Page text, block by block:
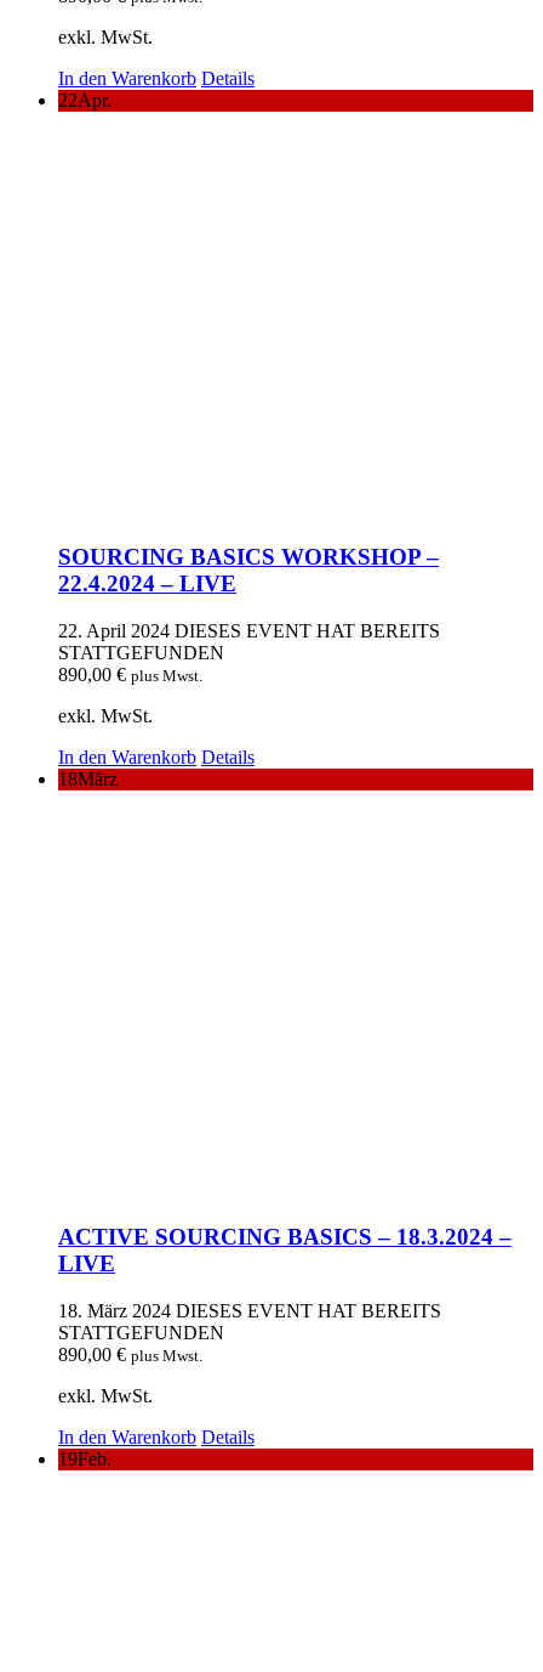
exkl. MwSt.
In den Warenkorb Details
22Apr.
SOURCING BASICS WORKSHOP –
22.4.2024 – LIVE
22. April 2024 DIESES EVENT HAT BEREITS
STATTGEFUNDEN
890,00 € plus Mwst.
exkl. MwSt.
In den Warenkorb Details
18März
ACTIVE SOURCING BASICS – 18.3.2024 –
LIVE
18. März 2024 DIESES EVENT HAT BEREITS
STATTGEFUNDEN
890,00 € plus Mwst.
exkl. MwSt.
In den Warenkorb Details
19Feb.